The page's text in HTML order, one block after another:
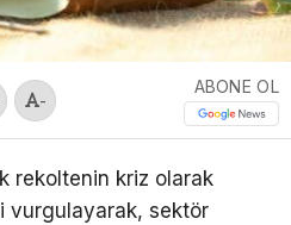
-
ABONE OL
rekoltenin kriz olarak
vurgulayarak, sektör